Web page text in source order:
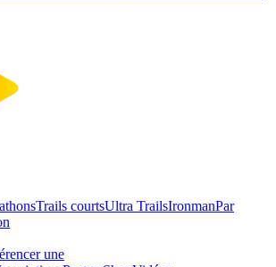
Trails courtsUltra TrailsIronmanPar
une